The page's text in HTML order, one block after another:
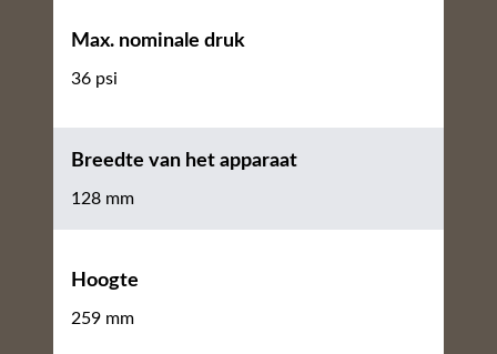
Max. nominale druk
36 psi
Breedte van het apparaat
128 mm
Hoogte
259 mm